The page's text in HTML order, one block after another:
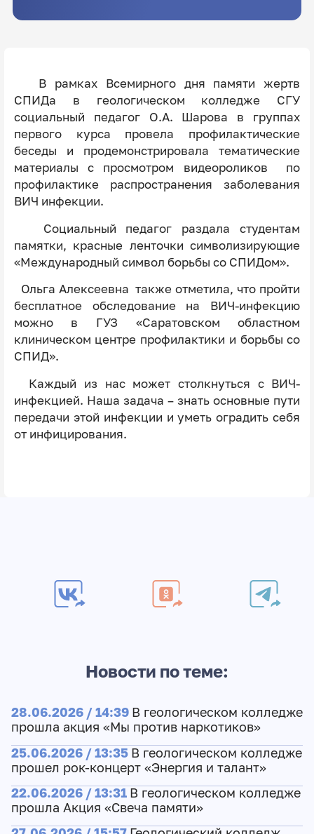
В рамках Всемирного дня памяти жертв
СПИДа в геологическом колледже СГУ
социальный педагог О.А. Шарова в группах
первого курса провела профилактические
беседы и продемонстрировала тематические
материалы с просмотром видеороликов по
профилактике распространения заболевания
ВИЧ инфекции.
Социальный педагог раздала студентам
памятки, красные ленточки символизирующие
«Международный символ борьбы со СПИДом».
Ольга Алексеевна также отметила, что пройти
бесплатное обследование на ВИЧ-инфекцию
можно в ГУЗ «Саратовском областном
клиническом центре профилактики и борьбы со
СПИД».
Каждый из нас может столкнуться с ВИЧ-
инфекцией. Наша задача – знать основные пути
передачи этой инфекции и уметь оградить себя
от инфицирования.
Новости по теме:
28.06.2026 / 14:39 В геологическом колледже
прошла акция «Мы против наркотиков»
25.06.2026 / 13:35 В геологическом колледже
прошел рок-концерт «Энергия и талант»
22.06.2026 / 13:31 В геологическом колледже
прошла Акция «Свеча памяти»